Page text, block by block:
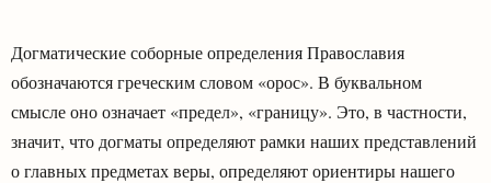
Догматические соборные определения Православия
обозначаются греческим словом «орос». В буквальном
смысле оно означает «предел», «границу». Это, в частности,
значит, что догматы определяют рамки наших представлений
о главных предметах веры, определяют ориентиры нашего